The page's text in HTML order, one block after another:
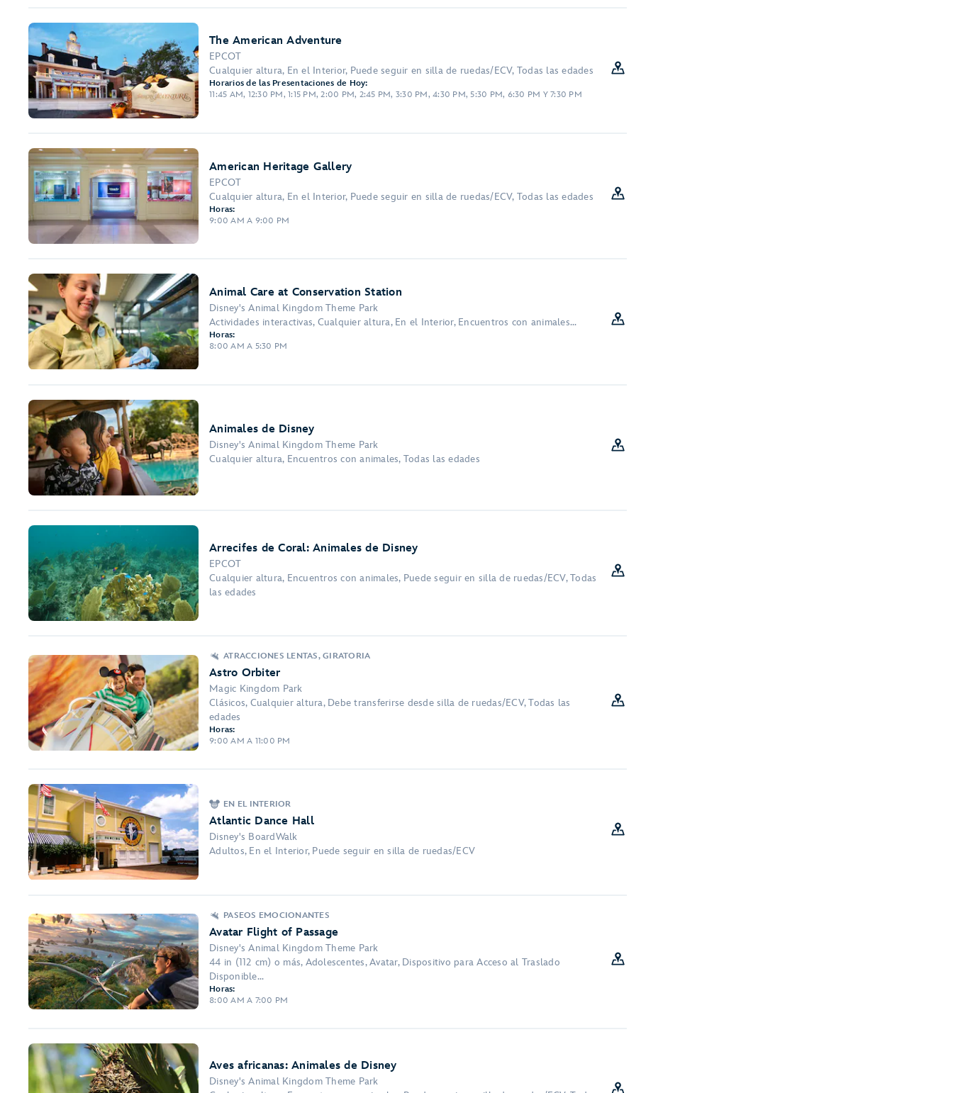
The American Adventure
EPCOT
Cualquier altura, En el Interior, Puede seguir en silla de ruedas/ECV, Todas las edades
Horarios de las Presentaciones de Hoy:
11:45 AM, 12:30 PM, 1:15 PM, 2:00 PM, 2:45 PM, 3:30 PM, 4:30 PM, 5:30 PM, 6:30 PM Y 7:30 PM
American Heritage Gallery
EPCOT
Cualquier altura, En el Interior, Puede seguir en silla de ruedas/ECV, Todas las edades
Horas:
9:00 AM A 9:00 PM
Animal Care at Conservation Station
Disney's Animal Kingdom Theme Park
Actividades interactivas, Cualquier altura, En el Interior, Encuentros con animales...
Horas:
8:00 AM A 5:30 PM
Animales de Disney
Disney's Animal Kingdom Theme Park
Cualquier altura, Encuentros con animales, Todas las edades
Arrecifes de Coral: Animales de Disney
EPCOT
Cualquier altura, Encuentros con animales, Puede seguir en silla de ruedas/ECV, Todas
las edades
ATRACCIONES LENTAS, GIRATORIA
Astro Orbiter
Magic Kingdom Park
Clásicos, Cualquier altura, Debe transferirse desde silla de ruedas/ECV, Todas las
edades
Horas:
9:00 AM A 11:00 PM
EN EL INTERIOR
Atlantic Dance Hall
Disney's BoardWalk
Adultos, En el Interior, Puede seguir en silla de ruedas/ECV
PASEOS EMOCIONANTES
Avatar Flight of Passage
Disney's Animal Kingdom Theme Park
44 in (112 cm) o más, Adolescentes, Avatar, Dispositivo para Acceso al Traslado
Disponible...
Horas:
8:00 AM A 7:00 PM
Aves africanas: Animales de Disney
Disney's Animal Kingdom Theme Park